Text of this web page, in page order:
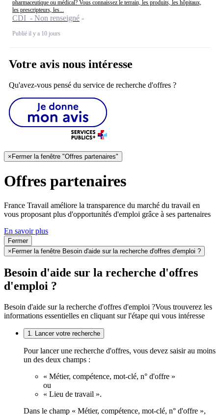
pharmaceutique ou médical? Vous connaissez le terrain, les produits, les hôpitaux,
les prescripteurs, les...
CDI - Non renseigné
Publié il y a 10 jours
Votre avis nous intéresse
Qu'avez-vous pensé du service de recherche d'offres ?
× Fermer la fenêtre "Offres partenaires"
Offres partenaires
France Travail améliore la transparence du marché du travail en
vous proposant plus d'opportunités d'emploi grâce à ses partenaires
En savoir plus
Fermer
×Fermer la fenêtre Besoin d'aide sur la recherche d'offres d'emploi ?
Besoin d'aide sur la recherche d'offres
d'emploi ?
Besoin d'aide sur la recherche d'offres d'emploi ?Vous trouverez les
informations essentielles en cliquant sur l'étape qui vous intéresse
1. Lancer votre recherche
Pour lancer une recherche d'offres, vous devez saisir au moins
un des deux champs :
« Métier, compétence, mot-clé, n° d'offre »
ou
« Lieu de travail ».
Dans le champ « Métier, compétence, mot-clé, n° d'offre »,